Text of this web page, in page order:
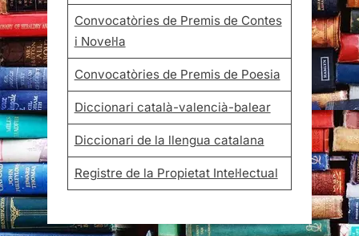
Convocatòries de Premis de Contes
i Novel·la
Convocatòries de Premis de Poesia
Diccionari català-valencià-balear
Diccionari de la llengua catalana
Registre de la Propietat Intel·lectual